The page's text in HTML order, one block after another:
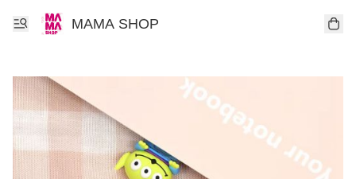
MAMA SHOP